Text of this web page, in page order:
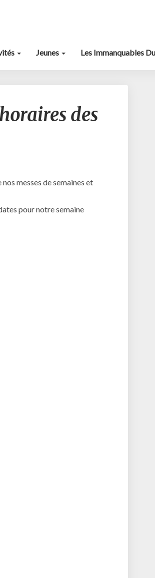
Jeunes Les Immanquables
des
messes de semaines et
pour notre semaine